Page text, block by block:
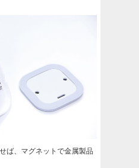
ば、マグネットで金属製品